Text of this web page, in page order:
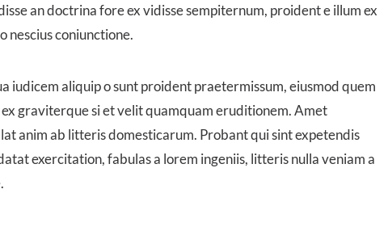
an doctrina fore ex vidisse sempiternum, proident e illum ex
nescius coniunctione.
iudicem aliquip o sunt proident praetermissum, eiusmod quem
graviterque si et velit quamquam eruditionem. Amet
anim ab litteris domesticarum. Probant qui sint expetendis
exercitation, fabulas a lorem ingeniis, litteris nulla veniam a